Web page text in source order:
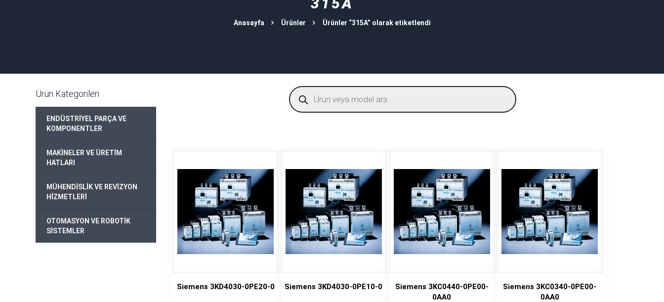
Anasayfa Ürünler Ürünler “315A” olarak etiketlendi
Products
search
Siemens 3KD4030-0PE20-0 Siemens 3KD4030-0PE10-0
Siemens 3KC0440-0PE00-
0AA0
Siemens 3KC0340-0PE00-
0AA0
Ürün Kategorileri
ENDÜSTRİYEL PARÇA VE
KOMPONENTLER
MAKİNELER VE ÜRETİM
HATLARI
MÜHENDİSLİK VE REVİZYON
HİZMETLERİ
OTOMASYON VE ROBOTİK
SİSTEMLER